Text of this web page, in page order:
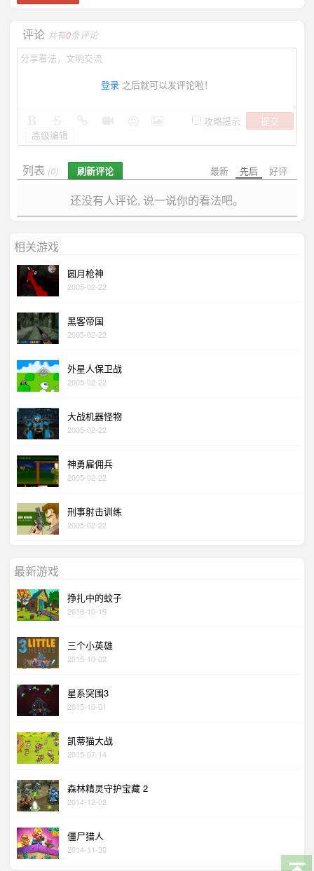
评论 共有0条评论
登录 之后就可以发评论啦！
攻略提示
提交
高级编辑
最新 先后 好评
列表 (0) 刷新评论
还没有人评论, 说一说你的看法吧。
相关游戏
圆月枪神
2005-02-22
黑客帝国
2005-02-22
外星人保卫战
2005-02-22
大战机器怪物
2005-02-22
神勇雇佣兵
2005-02-22
刑事射击训练
2005-02-22
最新游戏
挣扎中的蚊子
2018-10-19
三个小英雄
2015-10-02
星系突围3
2015-10-01
凯蒂猫大战
2015-07-14
森林精灵守护宝藏 2
2014-12-02
僵尸猎人
2014-11-30